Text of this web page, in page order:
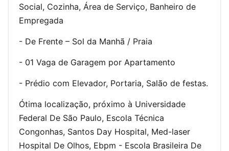
Social, Cozinha, Área de Serviço, Banheiro de
Empregada
- De Frente – Sol da Manhã / Praia
- 01 Vaga de Garagem por Apartamento
- Prédio com Elevador, Portaria, Salão de festas.
Ótima localização, próximo à Universidade
Federal De São Paulo, Escola Técnica
Congonhas, Santos Day Hospital, Med-laser
Hospital De Olhos, Ebpm - Escola Brasileira De